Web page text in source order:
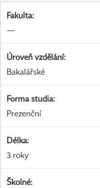
Fakulta:
—
Úroveň vzdělání:
Bakalářské
Forma studia:
Prezenční
Délka:
3 roky
Školné: